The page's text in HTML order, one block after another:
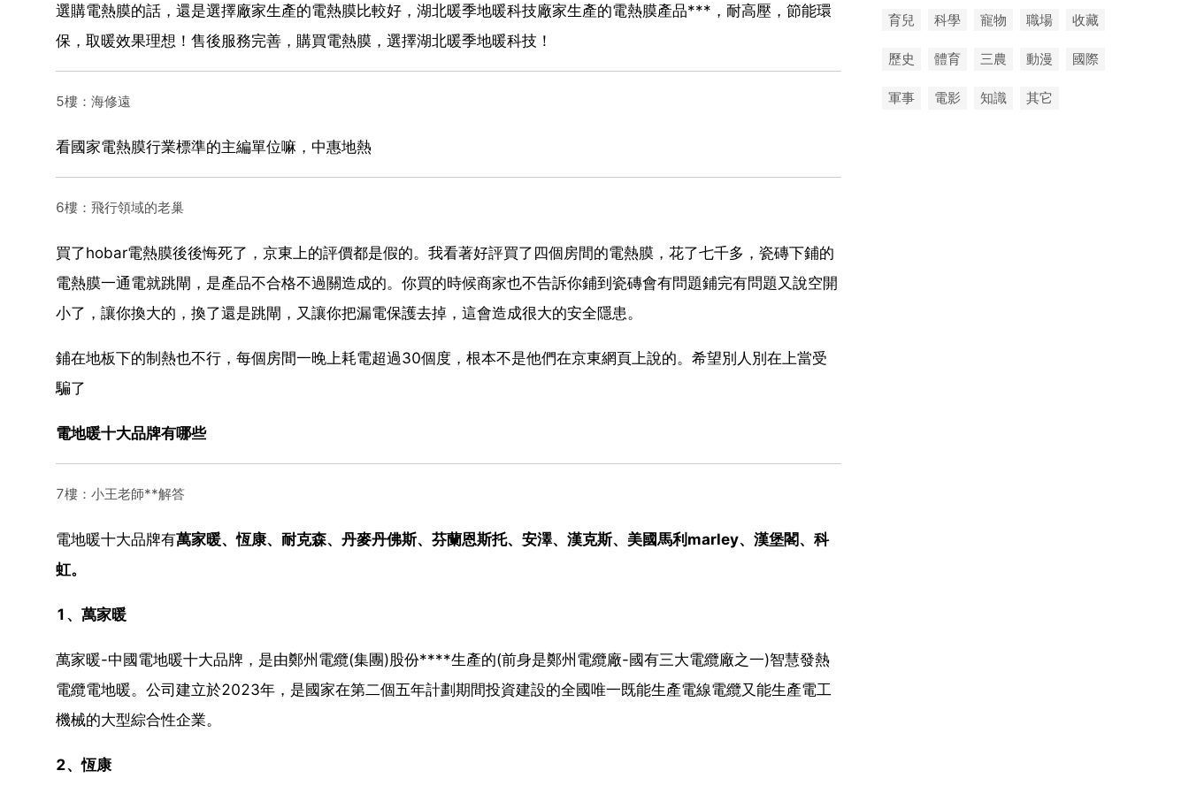
選購電熱膜的話，還是選擇廠家生產的電熱膜比較好，湖北暖季地暖科技廠家生產的電熱膜產品***，耐高壓，節能環
保，取暖效果理想！售後服務完善，購買電熱膜，選擇湖北暖季地暖科技！
5樓：海修遠
看國家電熱膜行業標準的主編單位嘛，中惠地熱
6樓：飛行領域的老巢
買了hobar電熱膜後後悔死了，京東上的評價都是假的。我看著好評買了四個房間的電熱膜，花了七千多，瓷磚下鋪的
電熱膜一通電就跳閘，是產品不合格不過關造成的。你買的時候商家也不告訴你鋪到瓷磚會有問題鋪完有問題又說空開
小了，讓你換大的，換了還是跳閘，又讓你把漏電保護去掉，這會造成很大的安全隱患。
鋪在地板下的制熱也不行，每個房間一晚上耗電超過30個度，根本不是他們在京東網頁上說的。希望別人別在上當受
騙了
電地暖十大品牌有哪些
7樓：小王老師**解答
電地暖十大品牌有萬家暖、恆康、耐克森、丹麥丹佛斯、芬蘭恩斯托、安澤、漢克斯、美國馬利marley、漢堡閣、科
虹。
1、萬家暖
萬家暖-中國電地暖十大品牌，是由鄭州電纜(集團)股份****生產的(前身是鄭州電纜廠-國有三大電纜廠之一)智慧發熱
電纜電地暖。公司建立於2023年，是國家在第二個五年計劃期間投資建設的全國唯一既能生產電線電纜又能生產電工
機械的大型綜合性企業。
2、恆康
育兒 科學 寵物 職場 收藏
歷史 體育 三農 動漫 國際
軍事 電影 知識 其它